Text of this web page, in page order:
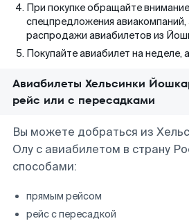
При покупке обращайте
спецпредложения авиакомпаний,
распродажи авиабилетов из
Покупайте авиабилет на неделе,
Авиабилеты Хельсинки
рейс или с пересадками
Вы можете добраться из
Олу с авиабилетом в страну
способами:
прямым рейсом
рейс с пересадкой